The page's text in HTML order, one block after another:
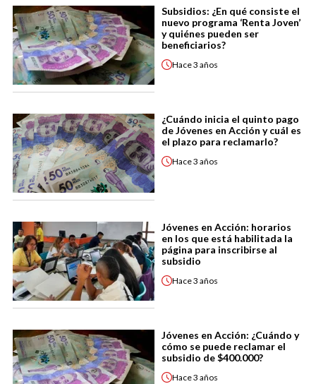
Subsidios: ¿En qué consiste el
nuevo programa ‘Renta Joven’
y quiénes pueden ser
beneficiarios?
Hace3 años
¿Cuándo inicia el quinto pago
de Jóvenes en Acción y cuál es
el plazo para reclamarlo?
Hace3 años
Jóvenes en Acción: horarios
en los que está habilitada la
página para inscribirse al
subsidio
Hace3 años
Jóvenes en Acción: ¿Cuándo y
cómo se puede reclamar el
subsidio de $400.000?
Hace3 años